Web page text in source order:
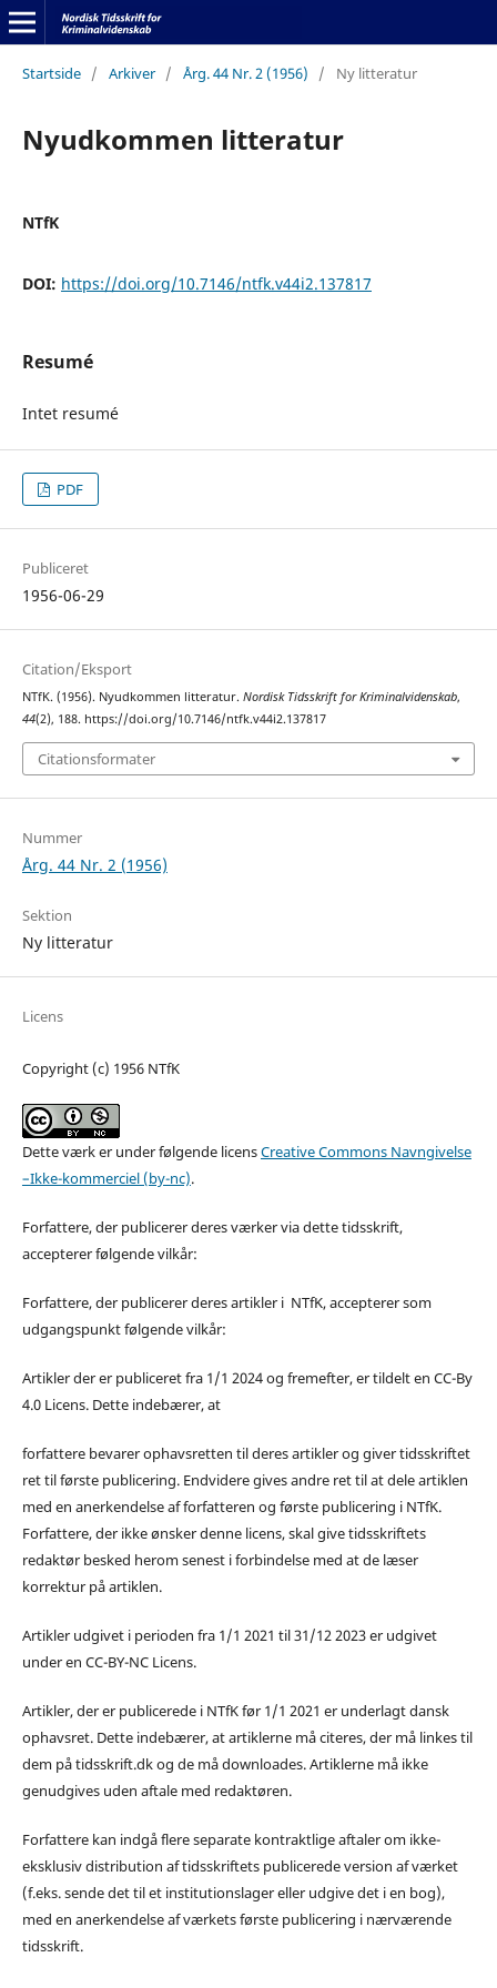
Startside / Arkiver / Årg. 44 Nr. 2 (1956) / Ny litteratur
Nyudkommen litteratur
NTfK
DOI: https://doi.org/10.7146/ntfk.v44i2.137817
Resumé
Intet resumé
PDF
Publiceret
1956-06-29
Citation/Eksport
NTfK. (1956). Nyudkommen litteratur. Nordisk Tidsskrift for Kriminalvidenskab,
44(2), 188. https://doi.org/10.7146/ntfk.v44i2.137817
Citationsformater
Nummer
Årg. 44 Nr. 2 (1956)
Sektion
Ny litteratur
Licens
Copyright (c) 1956 NTfK
Dette værk er under følgende licensCreative Commons Navngivelse
–Ikke-kommerciel (by-nc).
Forfattere, der publicerer deres værker via dette tidsskrift,
accepterer følgende vilkår:
Forfattere, der publicerer deres artikler i NTfK, accepterer som
udgangspunkt følgende vilkår:
Artikler der er publiceret fra 1/1 2024 og fremefter, er tildelt en CC-By
4.0 Licens. Dette indebærer, at
forfattere bevarer ophavsretten til deres artikler og giver tidsskriftet
ret til første publicering. Endvidere gives andre ret til at dele artiklen
med en anerkendelse af forfatteren og første publicering i NTfK.
Forfattere, der ikke ønsker denne licens, skal give tidsskriftets
redaktør besked herom senest i forbindelse med at de læser
korrektur på artiklen.
Artikler udgivet i perioden fra 1/1 2021 til 31/12 2023 er udgivet
under en CC-BY-NC Licens.
Artikler, der er publicerede i NTfK før 1/1 2021 er underlagt dansk
ophavsret. Dette indebærer, at artiklerne må citeres, der må linkes til
dem på tidsskrift.dk og de må downloades. Artiklerne må ikke
genudgives uden aftale med redaktøren.
Forfattere kan indgå flere separate kontraktlige aftaler om ikke-
eksklusiv distribution af tidsskriftets publicerede version af værket
(f.eks. sende det til et institutionslager eller udgive det i en bog),
med en anerkendelse af værkets første publicering i nærværende
tidsskrift.